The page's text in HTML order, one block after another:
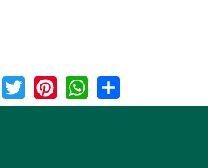
Facebook
Twitter PinterestWhatsApp